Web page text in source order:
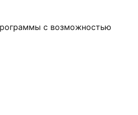
с возможностью